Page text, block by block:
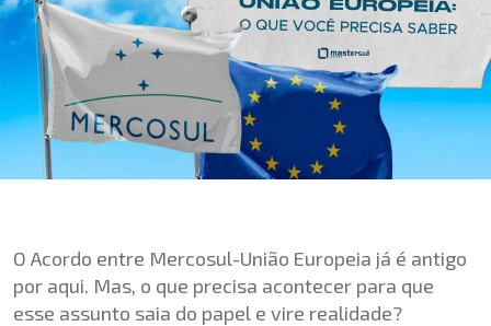
O Acordo entre Mercosul-União Europeia já é antigo
por aqui. Mas, o que precisa acontecer para que
esse assunto saia do papel e vire realidade?